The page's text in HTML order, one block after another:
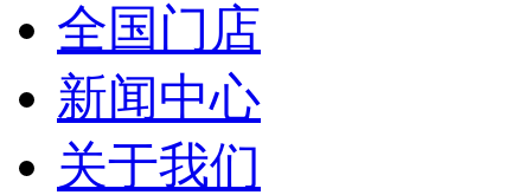
全国门店
新闻中心
关于我们